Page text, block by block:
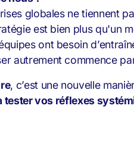
globales ne tiennent
est bien plus qu'un
ont besoin
autrement commence
, c’est une nouvelle
tester vos réflexes